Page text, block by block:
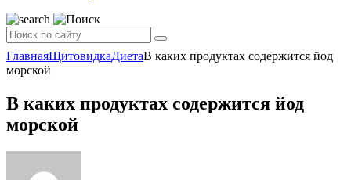
ГлавнаяЩитовидкаДиетаВ каких продуктах содержится йод
морской
В каких продуктах содержится йод
морской